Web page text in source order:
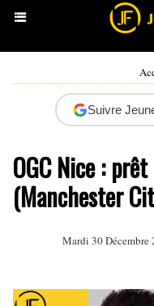
Suivre
OGC Nice :
(Manchester
Mardi 30